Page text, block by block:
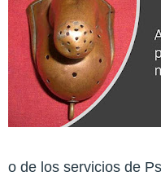
o de los servicios de